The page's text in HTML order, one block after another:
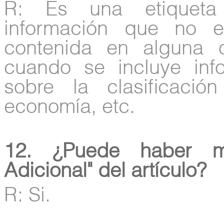
R: Es una etiqueta
información que no
contenida en alguna
cuando se incluye
sobre la
economía, etc.
12. ¿Puede haber
Adicional" del artículo?
R: Si.